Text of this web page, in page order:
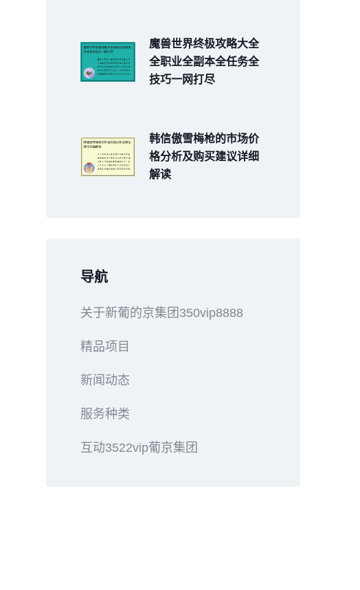
魔兽世界终极攻略大全
全职业全副本全任务全
技巧一网打尽
韩信傲雪梅枪的市场价
格分析及购买建议详细
解读
导航
关于新葡的京集团350vip8888
精品项目
新闻动态
服务种类
互动3522vip葡京集团